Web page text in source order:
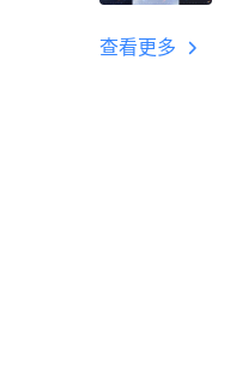
查看更多